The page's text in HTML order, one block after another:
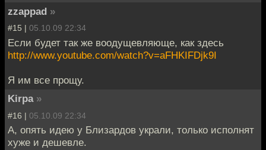
zzappad »
#15 | 05.10.09 22:34
Если будет так же воодущевляюще, как здесь
http://www.youtube.com/watch?v=aFHKIFDjk9I
Я им все прощу.
Kirpa »
#16 | 05.10.09 22:34
А, опять идею у Близардов украли, только исполнят
хуже и дешевле.